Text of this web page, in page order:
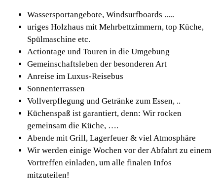
Wassersportangebote, Windsurfboards .....
uriges Holzhaus mit Mehrbettzimmern, top Küche,
Spülmaschine etc.
Actiontage und Touren in die Umgebung
Gemeinschaftsleben der besonderen Art
Anreise im Luxus-Reisebus
Sonnenterrassen
Vollverpflegung und Getränke zum Essen, ..
Küchenspaß ist garantiert, denn: Wir rocken
gemeinsam die Küche, ….
Abende mit Grill, Lagerfeuer & viel Atmosphäre
Wir werden einige Wochen vor der Abfahrt zu einem
Vortreffen einladen, um alle finalen Infos
mitzuteilen!